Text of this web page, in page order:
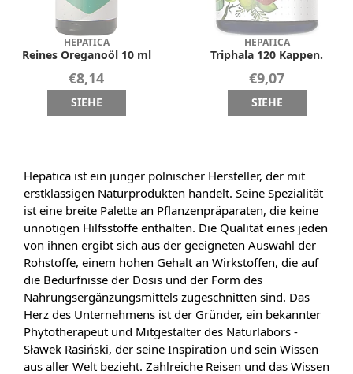
HEPATICA
Reines Oreganoöl 10 ml
€8,14
SIEHE
HEPATICA
Triphala 120 Kappen.
€9,07
SIEHE
Hepatica ist ein junger polnischer Hersteller, der mit
erstklassigen Naturprodukten handelt. Seine Spezialität
ist eine breite Palette an Pflanzenpräparaten, die keine
unnötigen Hilfsstoffe enthalten. Die Qualität eines jeden
von ihnen ergibt sich aus der geeigneten Auswahl der
Rohstoffe, einem hohen Gehalt an Wirkstoffen, die auf
die Bedürfnisse der Dosis und der Form des
Nahrungsergänzungsmittels zugeschnitten sind. Das
Herz des Unternehmens ist der Gründer, ein bekannter
Phytotherapeut und Mitgestalter des Naturlabors -
Sławek Rasiński, der seine Inspiration und sein Wissen
aus aller Welt bezieht. Zahlreiche Reisen und das Wissen